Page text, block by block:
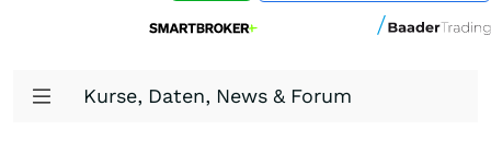
Kurse, Daten, News & Forum